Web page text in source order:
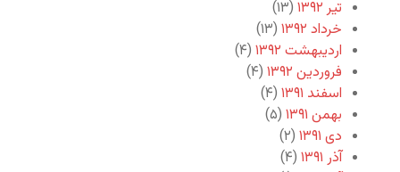
تیر ۱۳۹۲
(۱۳)
خرداد ۱۳۹۲
(۱۳)
اردیبهشت ۱۳۹۲
(۴)
فروردین ۱۳۹۲
(۴)
اسفند ۱۳۹۱
(۴)
بهمن ۱۳۹۱
(۵)
دی ۱۳۹۱
(۲)
آذر ۱۳۹۱
(۴)